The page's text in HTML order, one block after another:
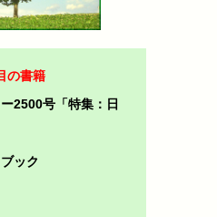
の書籍
2500号「特集：日
ック